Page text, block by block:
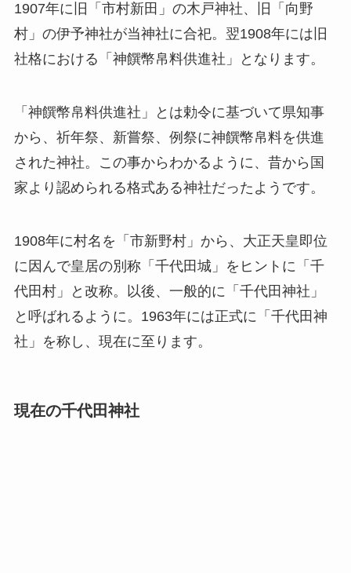
1907年に旧「市村新田」の木戸神社、旧「向野
村」の伊予神社が当神社に合祀。翌1908年には旧
社格における「神饌幣帛料供進社」となります。
「神饌幣帛料供進社」とは勅令に基づいて県知事
から、祈年祭、新嘗祭、例祭に神饌幣帛料を供進
された神社。この事からわかるように、昔から国
家より認められる格式ある神社だったようです。
1908年に村名を「市新野村」から、大正天皇即位
に因んで皇居の別称「千代田城」をヒントに「千
代田村」と改称。以後、一般的に「千代田神社」
と呼ばれるように。1963年には正式に「千代田神
社」を称し、現在に至ります。
現在の千代田神社